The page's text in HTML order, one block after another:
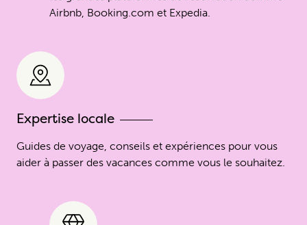
Airbnb, Booking.com et Expedia.
Expertise locale
Guides de voyage, conseils et expériences pour vous
aider à passer des vacances comme vous le souhaitez.